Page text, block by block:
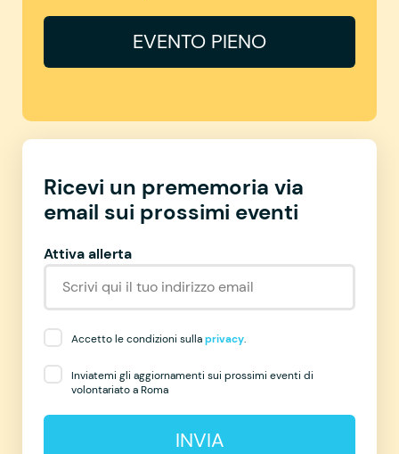
EVENTO PIENO
Ricevi un prememoria via
email sui prossimi eventi
Attiva allerta
Accetto le condizioni sullaprivacy.
Inviatemi gli aggiornamenti sui prossimi eventi di
volontariato a Roma
INVIA